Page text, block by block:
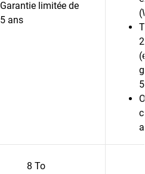
Garantie limitée de
5 ans
8 To